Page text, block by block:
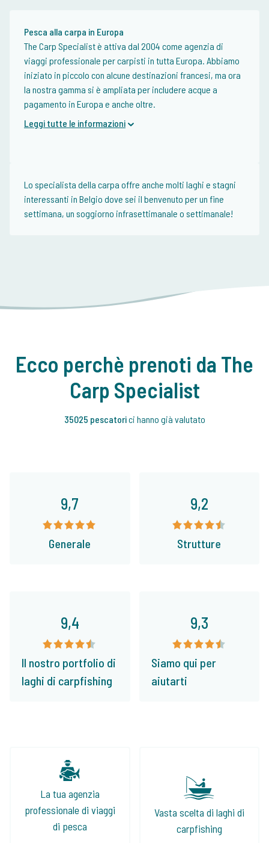
Pesca alla carpa in Europa
The Carp Specialist è attiva dal 2004 come agenzia di
viaggi professionale per carpisti in tutta Europa. Abbiamo
iniziato in piccolo con alcune destinazioni francesi, ma ora
la nostra gamma si è ampliata per includere acque a
pagamento in Europa e anche oltre.
Leggi tutte le informazioni
Lo specialista della carpa offre anche molti laghi e stagni
interessanti in Belgio dove sei il benvenuto per un fine
settimana, un soggiorno infrasettimanale o settimanale!
Ecco perchè prenoti da The
Carp Specialist
35025 pescatorici hanno già valutato
9,7
Generale
9,2
Strutture
9,4
Il nostro portfolio di
laghi di carpfishing
9,3
Siamo qui per
aiutarti
La tua agenzia
professionale di viaggi
di pesca
Vasta scelta di laghi di
carpfishing